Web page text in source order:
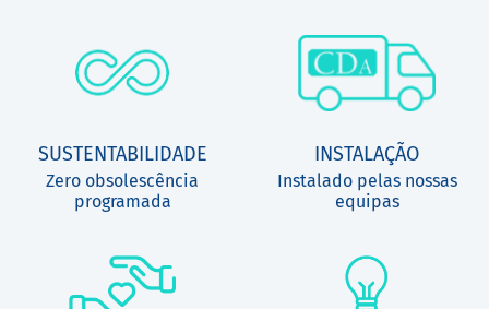
SUSTENTABILIDADE
Zero obsolescência
programada
INSTALAÇÃO
Instalado pelas nossas
equipas